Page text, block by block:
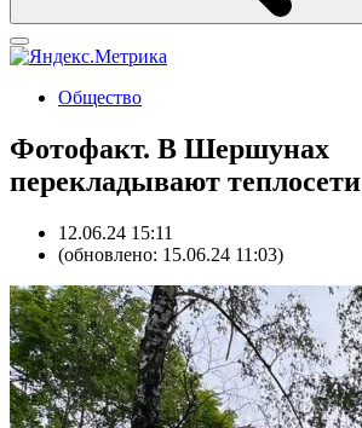
Общество
Фотофакт. В Шершунах
перекладывают теплосети
12.06.24 15:11
(обновлено: 15.06.24 11:03)